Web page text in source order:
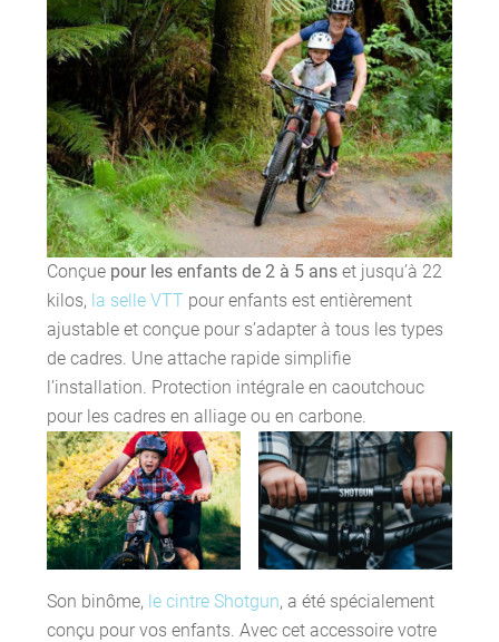
Conçue pour les enfants de 2 à 5 ans et jusqu’à 22
kilos, la selle VTT pour enfants est entièrement
ajustable et conçue pour s’adapter à tous les types
de cadres. Une attache rapide simplifie
l’installation. Protection intégrale en caoutchouc
pour les cadres en alliage ou en carbone.
Son binôme, le cintre Shotgun, a été spécialement
conçu pour vos enfants. Avec cet accessoire votre